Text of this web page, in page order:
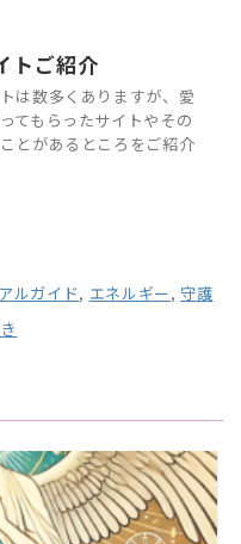
トご紹介
は数多くありますが、愛
てもらったサイトやその
とがあるところをご紹介
ルガイド, エネルギー,守護